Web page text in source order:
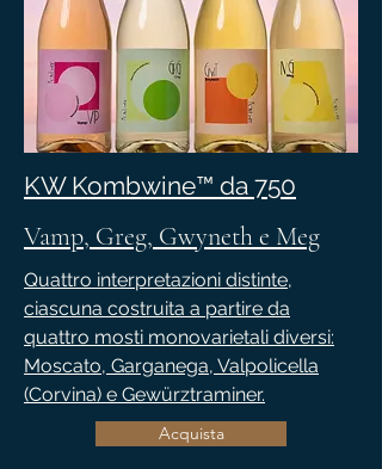
KW Kombwine™ da 750
Vamp, Greg, Gwyneth e Meg
Quattro interpretazioni distinte,
ciascuna costruita a partire da
quattro mosti monovarietali diversi:
Moscato, Garganega, Valpolicella
(Corvina) e Gewürztraminer.
Acquista